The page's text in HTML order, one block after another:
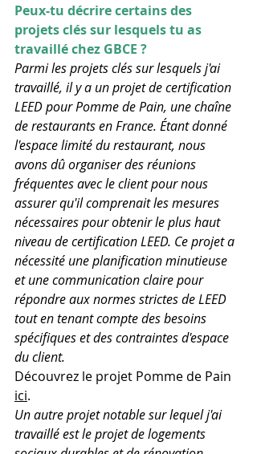
Peux-tu décrire certains des
projets clés sur lesquels tu as
travaillé chez GBCE ?
Parmi les projets clés sur lesquels j'ai
travaillé, il y a un projet de certification
LEED pour Pomme de Pain, une chaîne
de restaurants en France. Étant donné
l'espace limité du restaurant, nous
avons dû organiser des réunions
fréquentes avec le client pour nous
assurer qu'il comprenait les mesures
nécessaires pour obtenir le plus haut
niveau de certification LEED. Ce projet a
nécessité une planification minutieuse
et une communication claire pour
répondre aux normes strictes de LEED
tout en tenant compte des besoins
spécifiques et des contraintes d'espace
du client.
Découvrez le projet Pomme de Pain
ici.
Un autre projet notable sur lequel j'ai
travaillé est le projet de logements